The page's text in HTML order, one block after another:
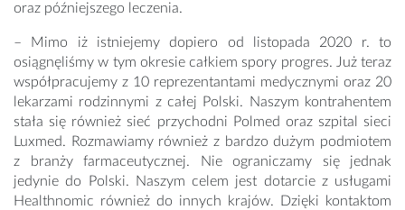
oraz późniejszego leczenia.
– Mimo iż istniejemy dopiero od listopada 2020 r. to
osiągnęliśmy w tym okresie całkiem spory progres. Już teraz
współpracujemy z 10 reprezentantami medycznymi oraz 20
lekarzami rodzinnymi z całej Polski. Naszym kontrahentem
stała się również sieć przychodni Polmed oraz szpital sieci
Luxmed. Rozmawiamy również z bardzo dużym podmiotem
z branży farmaceutycznej. Nie ograniczamy się jednak
jedynie do Polski. Naszym celem jest dotarcie z usługami
Healthnomic również do innych krajów. Dzięki kontaktom